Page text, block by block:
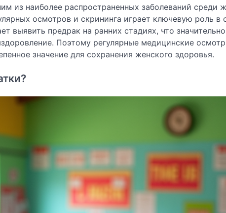
из наиболее распространенных заболеваний среди
осмотров и скрининга играет ключевую роль в
выявить предрак на ранних стадиях, что
Поэтому регулярные медицинские
значение для сохранения женского здоровья.